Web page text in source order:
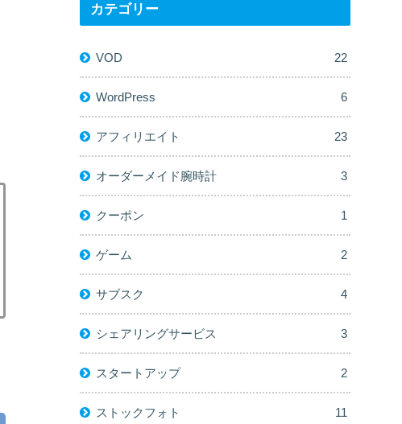
カテゴリー
VOD 22
WordPress 6
アフィリエイト 23
オーダーメイド腕時計 3
クーポン 1
ゲーム 2
サブスク 4
シェアリングサービス 3
スタートアップ 2
ストックフォト 11